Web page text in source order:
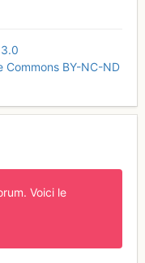
3.0
Commons BY-NC-ND
Voici le